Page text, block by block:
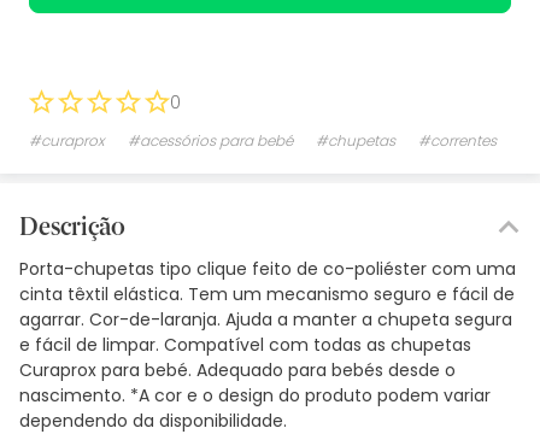
0
#curaprox #acessórios para bebé #chupetas #correntes
Descrição
Porta-chupetas tipo clique feito de co-poliéster com uma
cinta têxtil elástica. Tem um mecanismo seguro e fácil de
agarrar. Cor-de-laranja. Ajuda a manter a chupeta segura
e fácil de limpar. Compatível com todas as chupetas
Curaprox para bebé. Adequado para bebés desde o
nascimento. *A cor e o design do produto podem variar
dependendo da disponibilidade.